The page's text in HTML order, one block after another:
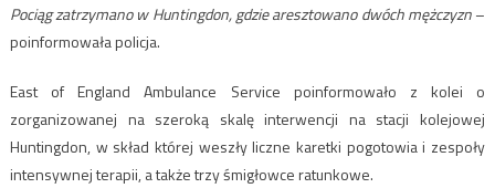
Pociąg zatrzymano w Huntingdon, gdzie aresztowano dwóch mężczyzn–
poinformowała policja.
East of England Ambulance Service poinformowało z kolei o
zorganizowanej na szeroką skalę interwencji na stacji kolejowej
Huntingdon, w skład której weszły liczne karetki pogotowia i zespoły
intensywnej terapii, a także trzy śmigłowce ratunkowe.